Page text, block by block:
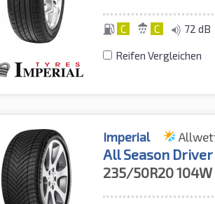
C C 72 dB
Reifen Vergleichen
Imperial
All Season Driver
235/50R20104W